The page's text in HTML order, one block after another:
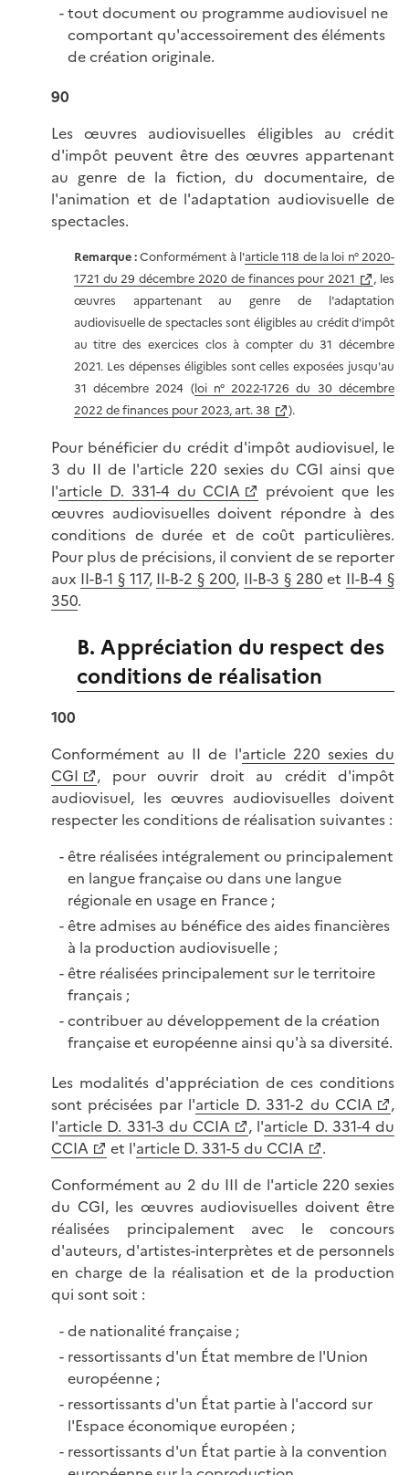
tout document ou programme audiovisuel ne
comportant qu'accessoirement des éléments
de création originale.
90
Les œuvres audiovisuelles éligibles au crédit
d'impôt peuvent être des œuvres appartenant
au genre de la fiction, du documentaire, de
l'animation et de l'adaptation audiovisuelle de
spectacles.
Remarque :Conformément à l'article 118 de la loi n° 2020-
1721 du 29 décembre 2020 de finances pour 2021
, les
œuvres appartenant au genre de l'adaptation
audiovisuelle de spectacles sont éligibles au crédit d'impôt
au titre des exercices clos à compter du 31 décembre
2021. Les dépenses éligibles sont celles exposées jusqu'au
31 décembre 2024 (loi n° 2022-1726 du 30 décembre
2022 de finances pour 2023, art. 38
).
Pour bénéficier du crédit d'impôt audiovisuel, le
3 du II de l'article 220 sexies du CGI ainsi que
l'article D. 331-4 du CCIA
prévoient que les
œuvres audiovisuelles doivent répondre à des
conditions de durée et de coût particulières.
Pour plus de précisions, il convient de se reporter
aux II-B-1 § 117, II-B-2 § 200, II-B-3 § 280 et II-B-4 §
350.
B. Appréciation du respect des
conditions de réalisation
100
Conformément au II de l'article 220 sexies du
CGI
, pour ouvrir droit au crédit d'impôt
audiovisuel, les œuvres audiovisuelles doivent
respecter les conditions de réalisation suivantes :
être réalisées intégralement ou principalement
en langue française ou dans une langue
régionale en usage en France ;
être admises au bénéfice des aides financières
à la production audiovisuelle ;
être réalisées principalement sur le territoire
français ;
contribuer au développement de la création
française et européenne ainsi qu'à sa diversité.
Les modalités d'appréciation de ces conditions
sont précisées par l'article D. 331-2 du CCIA
,
l'article D. 331-3 du CCIA , l'article D. 331-4 du
CCIA
et l'article D. 331-5 du CCIA
.
Conformément au 2 du III de l'article 220 sexies
du CGI, les œuvres audiovisuelles doivent être
réalisées principalement avec le concours
d'auteurs, d'artistes-interprètes et de personnels
en charge de la réalisation et de la production
qui sont soit :
de nationalité française ;
ressortissants d'un État membre de l'Union
européenne ;
ressortissants d'un État partie à l'accord sur
l'Espace économique européen ;
ressortissants d'un État partie à la convention